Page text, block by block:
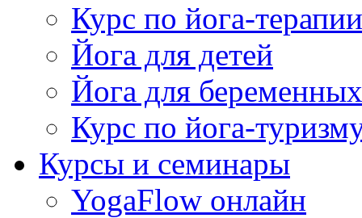
Курс по йога-терапии
Йога для детей
Йога для беременных
Курс по йога-
Курсы и семинары
YogaFlow онлайн